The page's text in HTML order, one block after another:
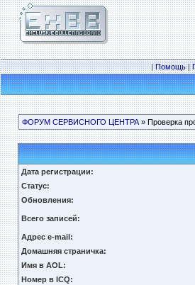
|Помощь|
ФОРУМ СЕРВИСНОГО ЦЕНТРА» Проверка
Дата регистрации:
Статус:
Обновления:
Всего записей:
Адрес e-mail:
Домашняя страничка:
Имя в AOL:
Номер в ICQ: